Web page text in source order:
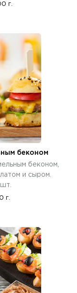
г.
беконом
беконом,
и сыром.
г.